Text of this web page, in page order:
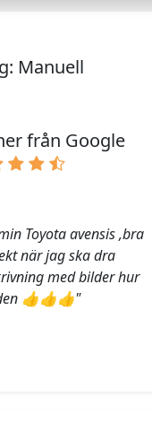
Manuell
från Google
Toyota avensis ,bra
när jag ska dra
med bilder hur
👍👍👍"